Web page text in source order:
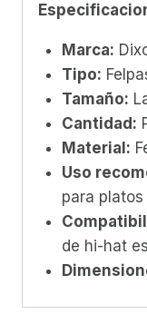
Marca:
Tipo:
Tamaño:
Cantidad:
Material:
Uso
para
de hi-hat